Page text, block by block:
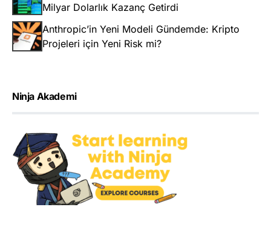
Milyar Dolarlık Kazanç Getirdi
Anthropic’in Yeni Modeli Gündemde: Kripto
Projeleri için Yeni Risk mi?
Ninja Akademi